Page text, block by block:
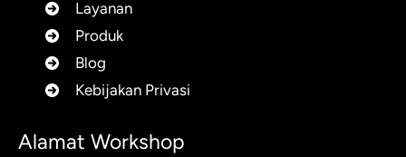
Layanan
Produk
Blog
Kebijakan Privasi
Alamat Workshop